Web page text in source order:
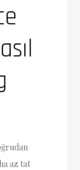
az tat